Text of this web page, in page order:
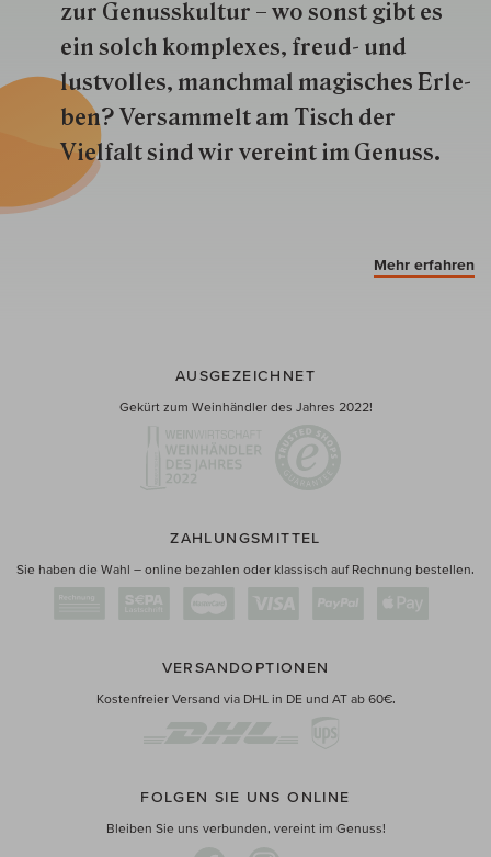
zur Genuss­kultur – wo sonst gibt es
ein solch kom­plexes, freud- und
lustvolles, manchmal ma­gisch­es Er­le­
ben? Versammelt am Tisch der
Vielfalt sind wir ver­eint im Genuss.
Mehr erfahren
AUSGEZEICHNET
Gekürt zum Weinhändler des Jahres 2022!
ZAHLUNGSMITTEL
Sie haben die Wahl – online bezahlen oder klassisch auf Rechnung bestellen.
VERSANDOPTIONEN
Kostenfreier Versand via DHL in DE und AT ab 60€.
FOLGEN SIE UNS ONLINE
Bleiben Sie uns verbunden, vereint im Genuss!